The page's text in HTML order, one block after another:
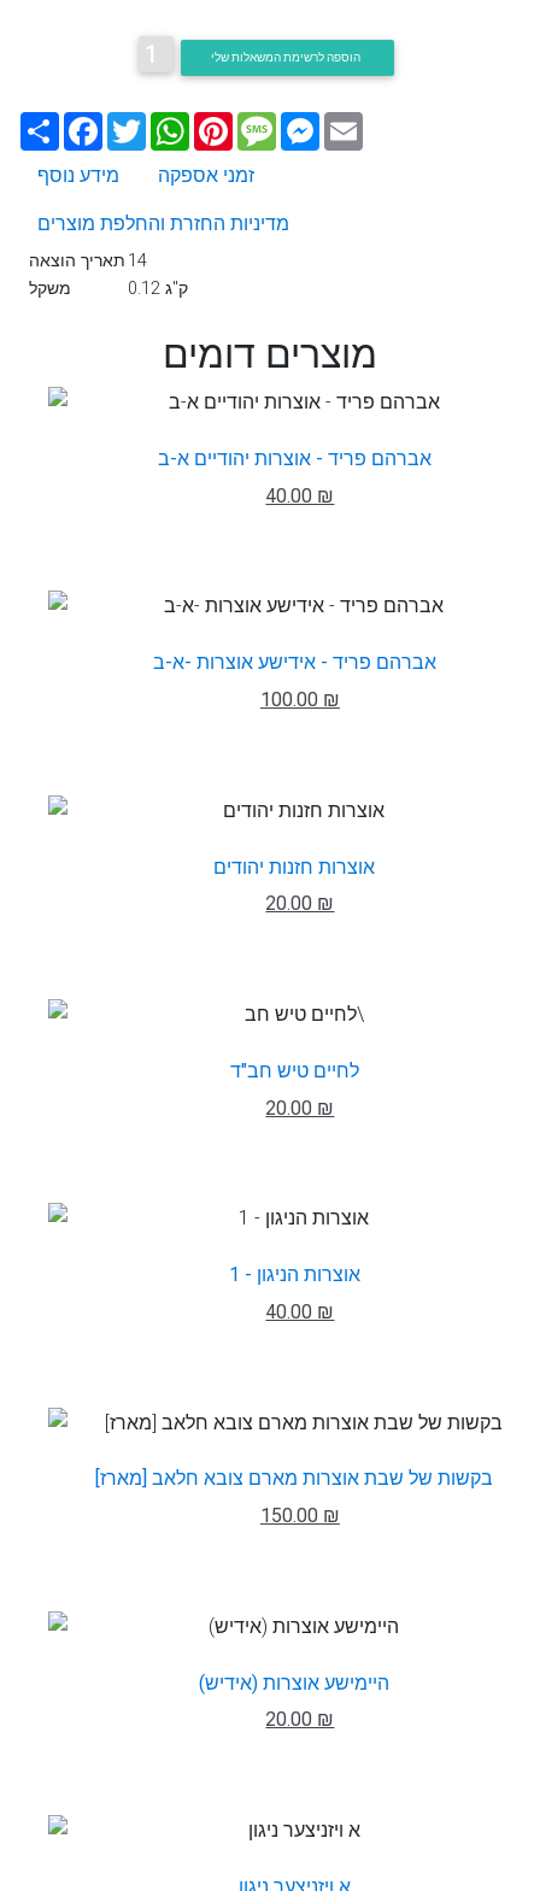
1
שתף Facebook
TwitterWhatsApp
PinterestMessageMessenger
מידע נוסף
זמני אספקה
מדיניות החזרת והחלפת מוצרים
תאריך הוצאה 14
משקל
0.12 ק"ג
מוצרים דומים
אברהם פריד - אוצרות יהודיים א-ב
40.00 ₪
אברהם פריד - אידישע אוצרות -א-ב
100.00 ₪
אוצרות חזנות יהודים
20.00 ₪
לחיים טיש חב"ד
20.00 ₪
אוצרות הניגון - 1
40.00 ₪
בקשות של שבת אוצרות מארם צובא חלאב [מארז]
150.00 ₪
היימישע אוצרות (אידיש)
20.00 ₪